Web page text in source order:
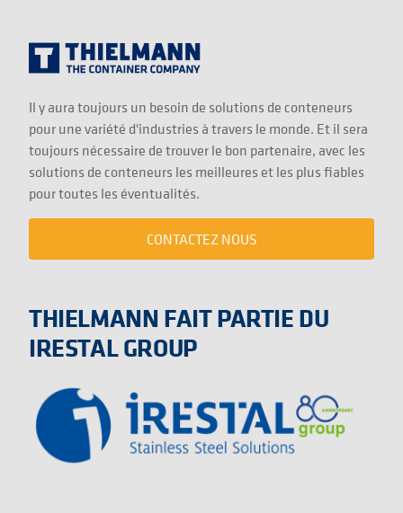
Il y aura toujours un besoin de solutions de conteneurs
pour une variété d'industries à travers le monde. Et il sera
toujours nécessaire de trouver le bon partenaire, avec les
solutions de conteneurs les meilleures et les plus fiables
pour toutes les éventualités.
CONTACTEZ NOUS
THIELMANN FAIT PARTIE DU
IRESTAL GROUP